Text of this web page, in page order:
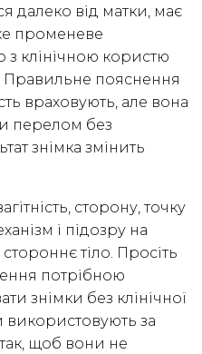
далеко від матки, має
променеве
з клінічною користю
Правильне пояснення
враховують, але вона
перелом без
знімка змінить
сторону, точку
і підозру на
тіло. Просіть
потрібною
знімки без клінічної
використовують за
щоб вони не